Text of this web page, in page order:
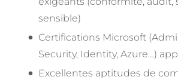
sensible)
Certifications Microsoft
Security, Identity, Azure…)
Excellentes aptitudes de